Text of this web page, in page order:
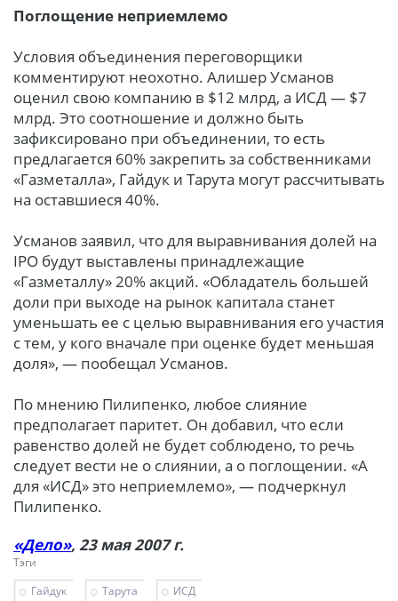
Поглощение неприемлемо
Условия объединения переговорщики
комментируют неохотно. Алишер Усманов
оценил свою компанию в $12 млрд, а ИСД — $7
млрд. Это соотношение и должно быть
зафиксировано при объединении, то есть
предлагается 60% закрепить за собственниками
«Газметалла», Гайдук и Тарута могут рассчитывать
на оставшиеся 40%.
Усманов заявил, что для выравнивания долей на
IPO будут выставлены принадлежащие
«Газметаллу» 20% акций. «Обладатель большей
доли при выходе на рынок капитала станет
уменьшать ее с целью выравнивания его участия
с тем, у кого вначале при оценке будет меньшая
доля», — пообещал Усманов.
По мнению Пилипенко, любое слияние
предполагает паритет. Он добавил, что если
равенство долей не будет соблюдено, то речь
следует вести не о слиянии, а о поглощении. «А
для «ИСД» это неприемлемо», — подчеркнул
Пилипенко.
«Дело», 23 мая 2007 г.
Тэги
Гайдук
Тарута ИСД